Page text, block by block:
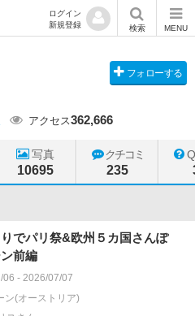
ログイン
新規登録
検索 MENU
フォローする
アクセス362,666
写真
10695
クチコミ
235
でパリ祭&欧州５カ国さんぽ
前編
06 - 2026/07/07
ン(オーストリア)